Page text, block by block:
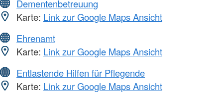
Dementenbetreuung
Karte: Link zur Google Maps Ansicht
Ehrenamt
Karte: Link zur Google Maps Ansicht
Entlastende Hilfen für Pflegende
Karte: Link zur Google Maps Ansicht